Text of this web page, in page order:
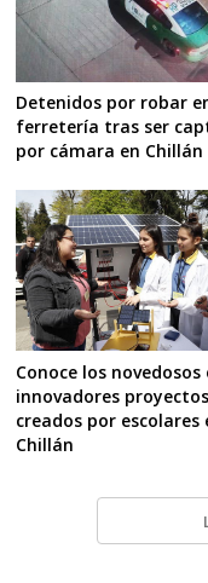
Detenidos por robar
ferretería tras ser
por cámara en Chillán
Conoce los novedosos
innovadores proyectos
creados por escolares
Chillán